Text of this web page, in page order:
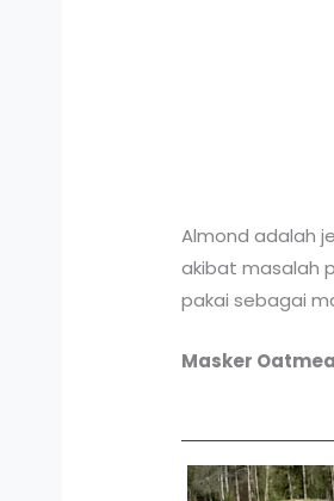
Almond adalah
akibat masalah
pakai sebagai
Masker